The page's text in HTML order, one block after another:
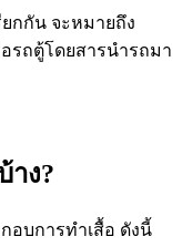
กกัน จะหมายถึง
รถตู้โดยสารนำรถมา
าง?
อบการทำเสื้อ ดังนี้